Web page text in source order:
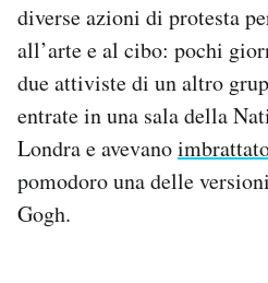
diverse azioni di protesta
all’arte e al cibo: pochi
due attiviste di un altro
entrate in una sala della
Londra e avevano
pomodoro una delle
Gogh.